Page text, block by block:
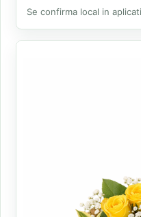
Se confirma local in